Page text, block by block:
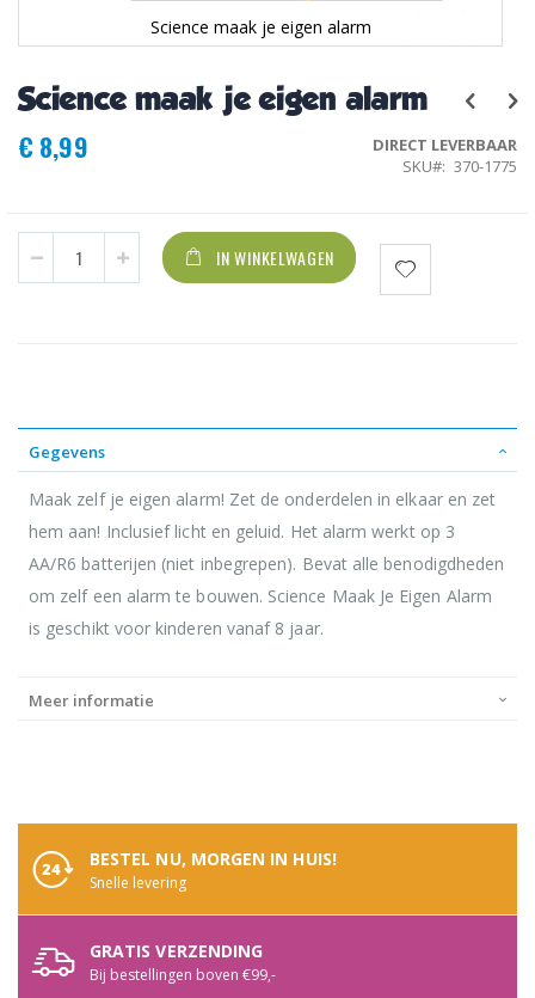
Science maak je eigen alarm
€ 8,99
DIRECT LEVERBAAR
SKU
370-1775
IN WINKELWAGEN
Science maak je eigen alarm
het
van
de
Gegevens
Maak zelf je eigen alarm! Zet de onderdelen in elkaar en zet
hem aan! Inclusief licht en geluid. Het alarm werkt op 3
AA/R6 batterijen (niet inbegrepen). Bevat alle benodigdheden
om zelf een alarm te bouwen. Science Maak Je Eigen Alarm
is geschikt voor kinderen vanaf 8 jaar.
Meer informatie
BESTEL NU, MORGEN IN HUIS!
Snelle levering
GRATIS VERZENDING
Bij bestellingen boven €99,-